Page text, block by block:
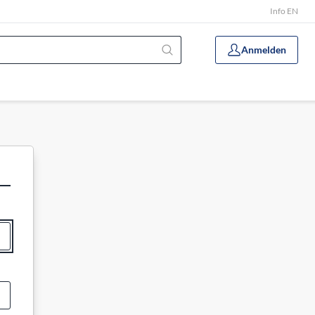
Info EN
Anmelden